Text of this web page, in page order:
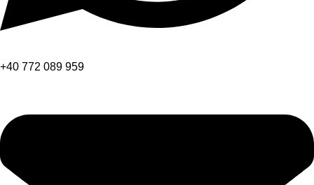
+40 772 089 959